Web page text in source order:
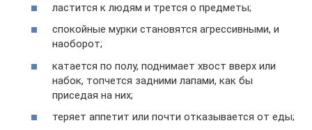
ластится к людям и трется о предметы;
спокойные мурки становятся агрессивными, и
наоборот;
катается по полу, поднимает хвост вверх или
набок, топчется задними лапами, как бы
приседая на них;
теряет аппетит или почти отказывается от еды;